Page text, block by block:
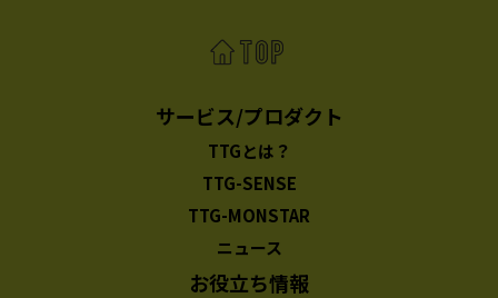
サービス/プロダクト
TTGとは？
TTG-SENSE
TTG-MONSTAR
ニュース
お役立ち情報